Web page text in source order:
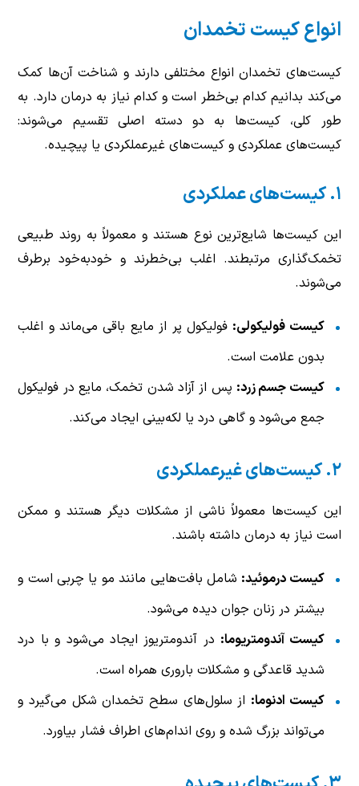
انواع کیست تخمدان
کیست‌های تخمدان انواع مختلفی دارند و شناخت آن‌ها کمک
می‌کند بدانیم کدام بی‌خطر است و کدام نیاز به درمان دارد. به
طور کلی، کیست‌ها به دو دسته اصلی تقسیم می‌شوند:
کیست‌های عملکردی و کیست‌های غیرعملکردی یا پیچیده.
۱. کیست‌های عملکردی
این کیست‌ها شایع‌ترین نوع هستند و معمولاً به روند طبیعی
تخمک‌گذاری مرتبطند. اغلب بی‌خطرند و خودبه‌خود برطرف
می‌شوند.
کیست فولیکولی: فولیکول پر از مایع باقی می‌ماند و اغلب
بدون علامت است.
کیست جسم زرد: پس از آزاد شدن تخمک، مایع در فولیکول
جمع می‌شود و گاهی درد یا لکه‌بینی ایجاد می‌کند.
۲. کیست‌های غیرعملکردی
این کیست‌ها معمولاً ناشی از مشکلات دیگر هستند و ممکن
است نیاز به درمان داشته باشند.
کیست درموئید: شامل بافت‌هایی مانند مو یا چربی است و
بیشتر در زنان جوان دیده می‌شود.
کیست آندومتریوما: در آندومتریوز ایجاد می‌شود و با درد
شدید قاعدگی و مشکلات باروری همراه است.
کیست ادنوما: از سلول‌های سطح تخمدان شکل می‌گیرد و
می‌تواند بزرگ شده و روی اندام‌های اطراف فشار بیاورد.